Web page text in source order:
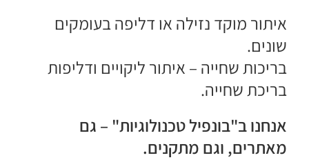
איתור מוקד נזילה או דליפה בעומקים
שונים.
בריכות שחייה – איתור ליקויים ודליפות
בריכת שחייה.
אנחנו ב"בונפילטכנולוגיות" – גם
מאתרים, וגם מתקנים.